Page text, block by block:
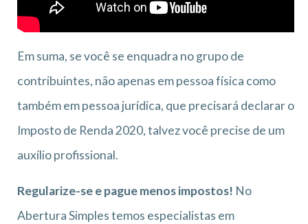
Em suma, se você se enquadra no grupo de
contribuintes, não apenas em pessoa física como
também em pessoa jurídica, que precisará declarar o
Imposto de Renda 2020, talvez você precise de um
auxílio profissional.
Regularize-se e pague menos impostos! No
Abertura Simples temos especialistas em